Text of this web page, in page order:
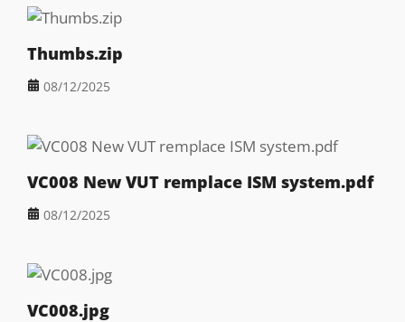
Thumbs.zip
08/12/2025
VC008 New VUT remplace ISM system.pdf
08/12/2025
VC008.jpg